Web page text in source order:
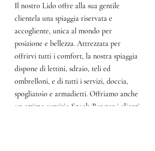
Il nostro Lido offre alla sua gentile
clientela una spiaggia riservata e
accogliente, unica al mondo per
posizione e bellezza. Attrezzata per
offrirvi tutti i comfort, la nostra spiaggia
dispone di lettini, sdraio, teli ed
ombrelloni, e di tutti i servizi, doccia,
spogliatoio e armadietti. Offriamo anche
un ottimo servizio Snack-Bar per i clienti